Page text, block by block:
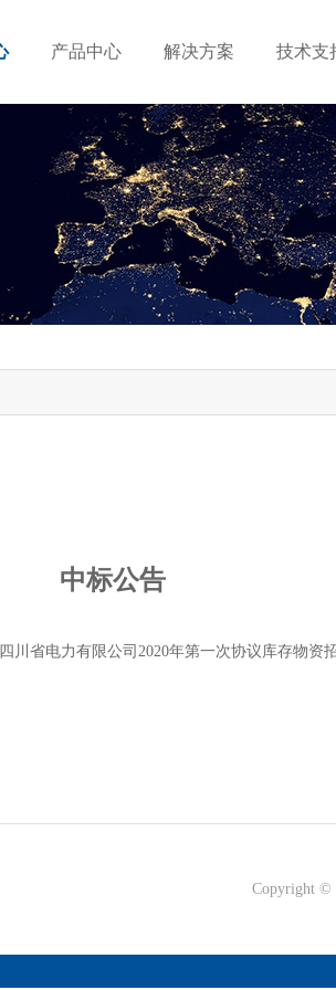
产品中心 解决方案 技术支
中标公告
省电力有限公司2020年第一次协议库存物
Copyright ©